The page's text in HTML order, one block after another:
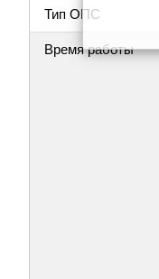
Тип ОПС
Время работы